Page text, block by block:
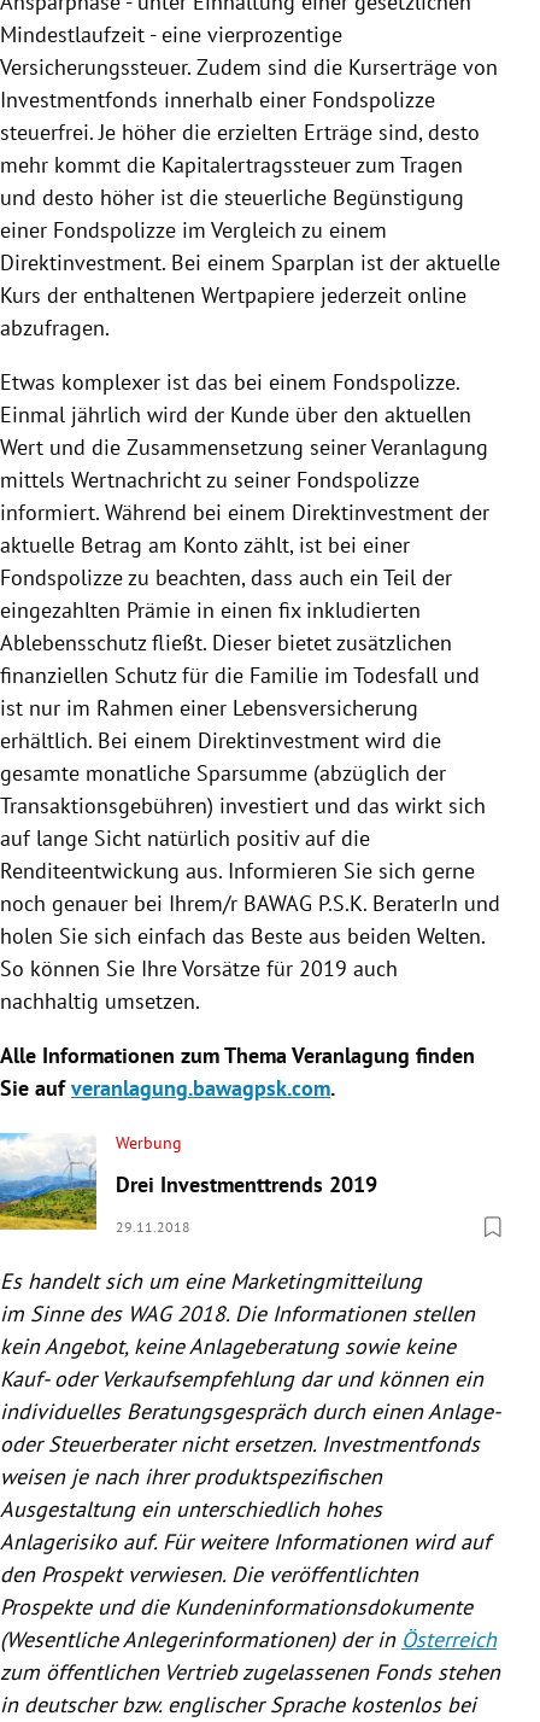
Mindestlaufzeit - eine vierprozentige
Versicherungssteuer. Zudem sind die Kurserträge von
Investmentfonds innerhalb einer Fondspolizze
steuerfrei. Je höher die erzielten Erträge sind, desto
mehr kommt die Kapitalertragssteuer zum Tragen
und desto höher ist die steuerliche Begünstigung
einer Fondspolizze im Vergleich zu einem
Direktinvestment. Bei einem Sparplan ist der aktuelle
Kurs der enthaltenen Wertpapiere jederzeit online
abzufragen.
Etwas komplexer ist das bei einem Fondspolizze.
Einmal jährlich wird der Kunde über den aktuellen
Wert und die Zusammensetzung seiner Veranlagung
mittels Wertnachricht zu seiner Fondspolizze
informiert. Während bei einem Direktinvestment der
aktuelle Betrag am Konto zählt, ist bei einer
Fondspolizzezu beachten, dass auch ein Teil der
eingezahlten Prämie in einen fix inkludierten
Ablebensschutz fließt. Dieser bietet zusätzlichen
finanziellen Schutz für die Familie im Todesfall und
ist nur im Rahmen einer Lebensversicherung
erhältlich. Bei einem Direktinvestment wird die
gesamte monatliche Sparsumme (abzüglich der
Transaktionsgebühren) investiert und das wirkt sich
auf lange Sicht natürlich positiv auf die
Renditeentwickung aus. Informieren Sie sich gerne
noch genauer bei Ihrem/r BAWAG P.S.K. BeraterIn und
holen Sie sich einfach das Beste aus beiden Welten.
So können Sie Ihre Vorsätze für 2019 auch
nachhaltig umsetzen.
Alle Informationen zum Thema Veranlagung finden
Sie aufveranlagung.bawagpsk.com.
Werbung
Drei Investmenttrends 2019
29.11.2018
Es handelt sich um eine Marketingmitteilung
im Sinne des WAG 2018. Die Informationen stellen
kein Angebot, keine Anlageberatung sowie keine
Kauf- oder Verkaufsempfehlung dar und können ein
individuelles Beratungsgespräch durch einen Anlage-
oder Steuerberater nicht ersetzen. Investmentfonds
weisen je nach ihrer produktspezifischen
Ausgestaltung ein unterschiedlich hohes
Anlagerisiko auf. Für weitere Informationen wird auf
den Prospekt verwiesen. Die veröffentlichten
Prospekte und die Kundeninformationsdokumente
(Wesentliche Anlegerinformationen) der in Österreich
zum öffentlichen Vertrieb zugelassenen Fonds stehen
in deutscher bzw. englischer Sprache kostenlos bei